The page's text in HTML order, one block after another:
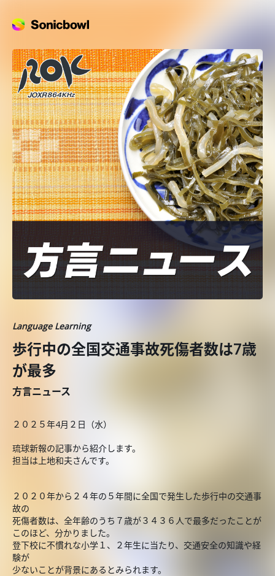
Language Learning
歩行中の全国交通事故死傷者数は7歳
が最多
方言ニュース
２０２５年4月２日（水）
琉球新報の記事から紹介します。
担当は上地和夫さんです。
２０２０年から２４年の５年間に全国で発生した歩行中の交通事
故の
死傷者数は、全年齢のうち７歳が３４３６人で最多だったことが
このほど、分かりました。
登下校に不慣れな小学１、２年生に当たり、交通安全の知識や経
験が
少ないことが背景にあるとみられます。